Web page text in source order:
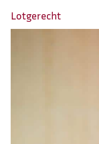
Lotgerecht